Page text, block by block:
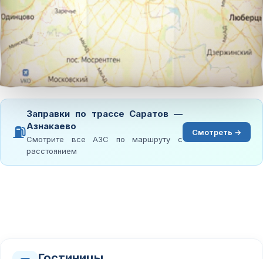
⛽
Заправки по трассе Саратов —
Азнакаево
Смотрите все АЗС по маршруту с
расстоянием
Смотреть →